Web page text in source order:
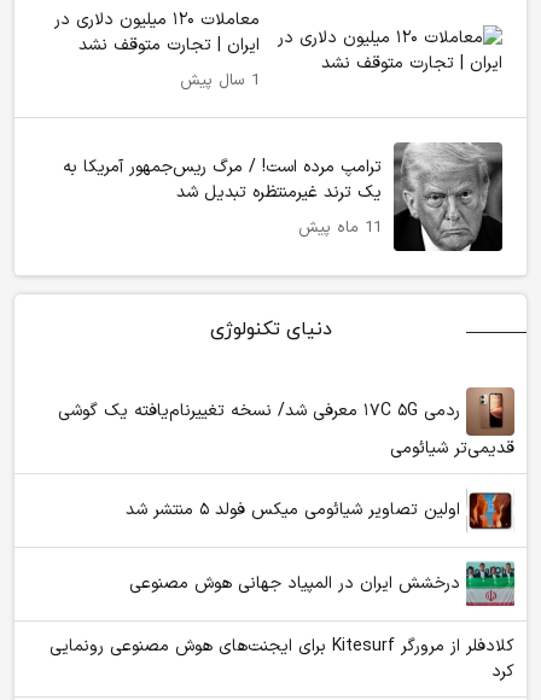
معاملات ۱۲۰ میلیون دلاری در
ایران | تجارت متوقف نشد
1 سال پیش
ترامپ مرده است! / مرگ ریس‌جمهور آمریکا به
یک ترند غیرمنتظره تبدیل شد
11 ماه پیش
دنیای تکنولوژی
ردمی ۱۷C ۵G معرفی شد/ نسخه تغییرنام‌یافته یک گوشی
قدیمی‌تر شیائومی
اولین تصاویر شیائومی میکس فولد ۵ منتشر شد
درخشش ایران در المپیاد جهانی هوش مصنوعی
کلادفلر از مرورگر Kitesurf برای ایجنت‌های هوش مصنوعی رونمایی
کرد